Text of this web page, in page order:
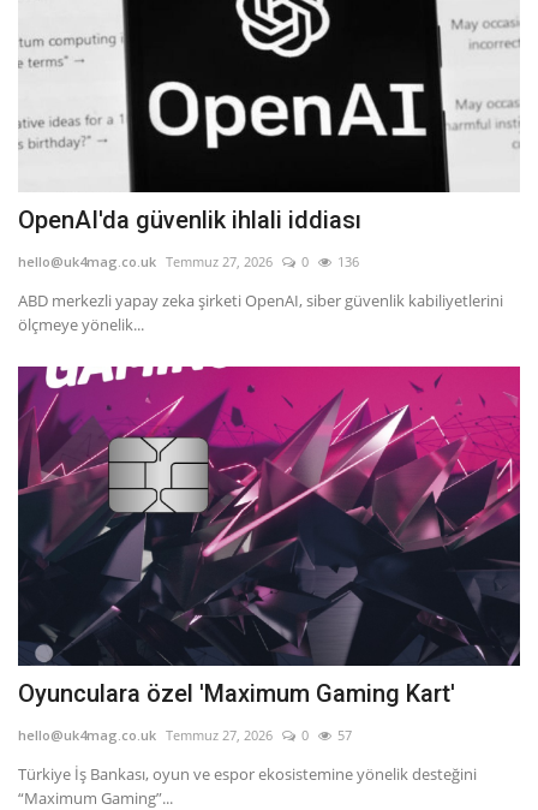
OpenAI'da güvenlik ihlali iddiası
hello@uk4mag.co.uk Temmuz 27, 2026 0 136
ABD merkezli yapay zeka şirketi OpenAI, siber güvenlik kabiliyetlerini
ölçmeye yönelik...
Oyunculara özel 'Maximum Gaming Kart'
hello@uk4mag.co.uk Temmuz 27, 2026 0 57
Türkiye İş Bankası, oyun ve espor ekosistemine yönelik desteğini
“Maximum Gaming”...